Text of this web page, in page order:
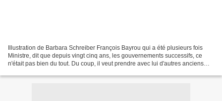
Illustration de Barbara Schreiber François Bayrou qui a été plusieurs fois
Ministre, dit que depuis vingt cinq ans, les gouvernements successifs, ce
n'était pas bien du tout. Du coup, il veut prendre avec lui d'autres anciens